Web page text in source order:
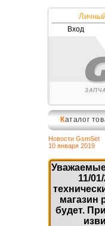
Вход
Каталог
Новости GsmSet
10 января 2019
11/
магазин
будет.